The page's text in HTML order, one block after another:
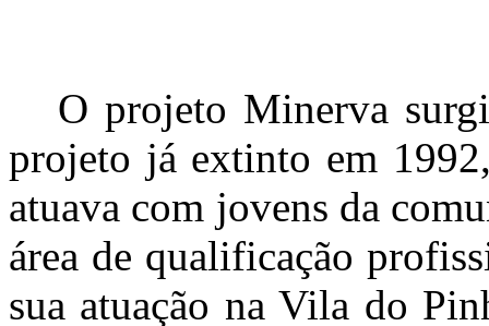
O projeto Minerva
projeto já extinto em
atuava com jovens da
área de qualificação
sua atuação na Vila do